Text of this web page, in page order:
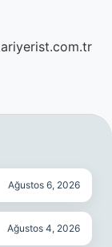
Ağustos 6, 2026
Ağustos 4, 2026